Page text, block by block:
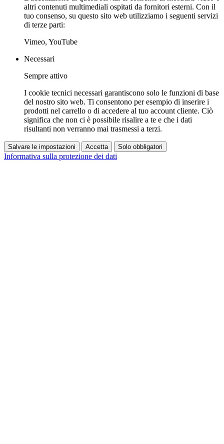
altri contenuti multimediali ospitati da fornitori esterni. Con il
tuo consenso, su questo sito web utilizziamo i seguenti servizi
di terze parti:
Vimeo, YouTube
Necessari
Sempre attivo
I cookie tecnici necessari garantiscono solo le funzioni di base
del nostro sito web. Ti consentono per esempio di inserire i
prodotti nel carrello o di accedere al tuo account cliente. Ciò
significa che non ci è possibile risalire a te e che i dati
risultanti non verranno mai trasmessi a terzi.
Salvare le impostazioni Accetta Solo obbligatori
Informativa sulla protezione dei dati